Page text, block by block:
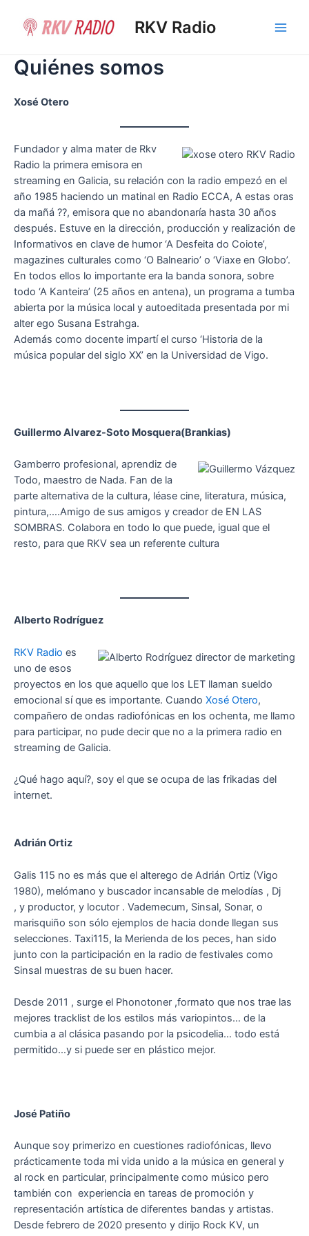
contenido
RKV Radio
Quiénes somos
Xosé Otero
Fundador y alma mater de Rkv
Radio la primera emisora en
streaming en Galicia, su relación con la radio empezó en el
año 1985 haciendo un matinal en Radio ECCA, A estas oras
da mañá ??, emisora que no abandonaría hasta 30 años
después. Estuve en la dirección, producción y realización de
Informativos en clave de humor ‘A Desfeita do Coiote’,
magazines culturales como ‘O Balneario’ o ‘Viaxe en Globo’.
En todos ellos lo importante era la banda sonora, sobre
todo ‘A Kanteira’ (25 años en antena), un programa a tumba
abierta por la música local y autoeditada presentada por mi
alter ego Susana Estrahga.
Además como docente impartí el curso ‘Historia de la
música popular del siglo XX’ en la Universidad de Vigo.
Guillermo Alvarez-Soto Mosquera(Brankias)
Gamberro profesional, aprendiz de
Todo, maestro de Nada. Fan de la
parte alternativa de la cultura, léase cine, literatura, música,
pintura,….Amigo de sus amigos y creador de EN LAS
SOMBRAS. Colabora en todo lo que puede, igual que el
resto, para que RKV sea un referente cultura
Alberto Rodríguez
RKV Radio es
uno de esos
proyectos en los que aquello que los LET llaman sueldo
emocional sí que es importante. Cuando Xosé Otero,
compañero de ondas radiofónicas en los ochenta, me llamo
para participar, no pude decir que no a la primera radio en
streaming de Galicia.
¿Qué hago aquí?, soy el que se ocupa de las frikadas del
internet.
Adrián Ortiz
Galis 115 no es más que el alterego de Adrián Ortiz (Vigo
1980), melómano y buscador incansable de melodías , Dj
, y productor, y locutor . Vademecum, Sinsal, Sonar, o
marisquiño son sólo ejemplos de hacia donde llegan sus
selecciones. Taxi115, la Merienda de los peces, han sido
junto con la participación en la radio de festivales como
Sinsal muestras de su buen hacer.
Desde 2011 , surge el Phonotoner ,formato que nos trae las
mejores tracklist de los estilos más variopintos… de la
cumbia a al clásica pasando por la psicodelia… todo está
permitido…y si puede ser en plástico mejor.
José Patiño
Aunque soy primerizo en cuestiones radiofónicas, llevo
prácticamente toda mi vida unido a la música en general y
al rock en particular, principalmente como músico pero
también con experiencia en tareas de promoción y
representación artística de diferentes bandas y artistas.
Desde febrero de 2020 presento y dirijo Rock KV, un